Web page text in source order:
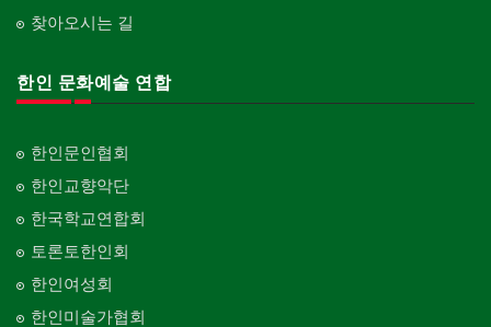
찾아오시는 길
한인 문화예술 연합
한인문인협회
한인교향악단
한국학교연합회
토론토한인회
한인여성회
한인미술가협회